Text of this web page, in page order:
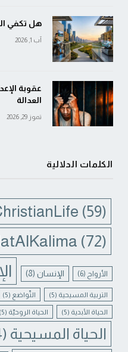
هل تكفي
آب 1, 2026
عقوبة
العدالة
تموز 29, 2026
الكلمات الدلالية
(59)
(72)
الأرواح (6) الإنسان(8)
التربية المسيحية (5) التّواضع (5)
الحياة الأبدية (5) الحياة الروحيّة (5)
الحياة المسيحية (54)